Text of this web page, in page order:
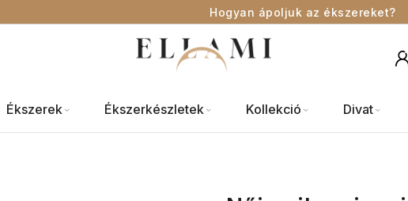
Hogyan ápoljuk az ékszereket?
Ékszerek Ékszerkészletek Kollekció Divat